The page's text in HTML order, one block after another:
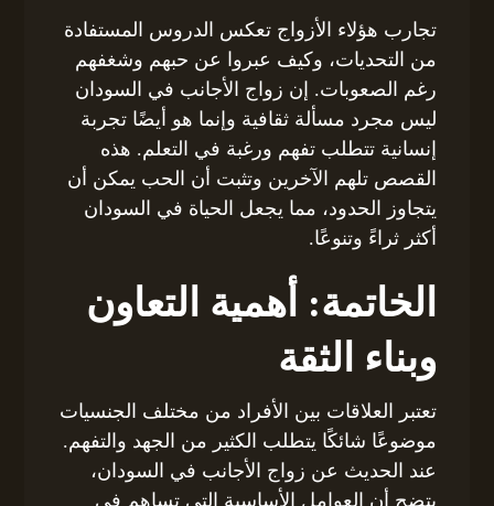
تجارب هؤلاء الأزواج تعكس الدروس المستفادة
من التحديات، وكيف عبروا عن حبهم وشغفهم
رغم الصعوبات. إن زواج الأجانب في السودان
ليس مجرد مسألة ثقافية وإنما هو أيضًا تجربة
إنسانية تتطلب تفهم ورغبة في التعلم. هذه
القصص تلهم الآخرين وتثبت أن الحب يمكن أن
يتجاوز الحدود، مما يجعل الحياة في السودان
أكثر ثراءً وتنوعًا.
الخاتمة: أهمية التعاون
وبناء الثقة
تعتبر العلاقات بين الأفراد من مختلف الجنسيات
موضوعًا شائكًا يتطلب الكثير من الجهد والتفهم.
عند الحديث عن زواج الأجانب في السودان،
يتضح أن العوامل الأساسية التي تساهم في